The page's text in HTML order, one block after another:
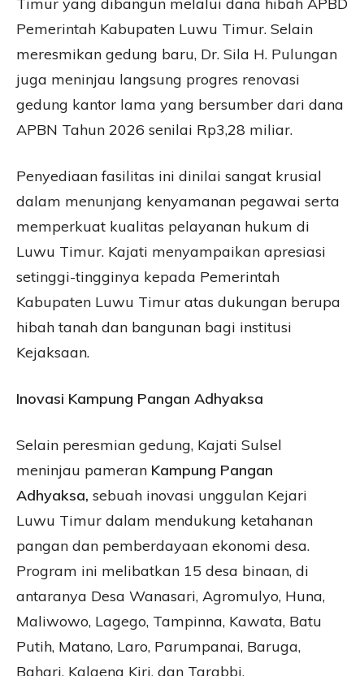
Pemerintah Kabupaten Luwu Timur. Selain
meresmikan gedung baru, Dr. Sila H. Pulungan
juga meninjau langsung progres renovasi
gedung kantor lama yang bersumber dari dana
APBN Tahun 2026 senilai Rp3,28 miliar.
Penyediaan fasilitas ini dinilai sangat krusial
dalam menunjang kenyamanan pegawai serta
memperkuat kualitas pelayanan hukum di
Luwu Timur. Kajati menyampaikan apresiasi
setinggi-tingginya kepada Pemerintah
Kabupaten Luwu Timur atas dukungan berupa
hibah tanah dan bangunan bagi institusi
Kejaksaan.
Inovasi Kampung Pangan Adhyaksa
Selain peresmian gedung, Kajati Sulsel
meninjau pameran Kampung Pangan
Adhyaksa, sebuah inovasi unggulan Kejari
Luwu Timur dalam mendukung ketahanan
pangan dan pemberdayaan ekonomi desa.
Program ini melibatkan 15 desa binaan, di
antaranya Desa Wanasari, Agromulyo, Huna,
Maliwowo, Lagego, Tampinna, Kawata, Batu
Putih, Matano, Laro, Parumpanai, Baruga,
Bahari, Kalaena Kiri, dan Tarabbi.